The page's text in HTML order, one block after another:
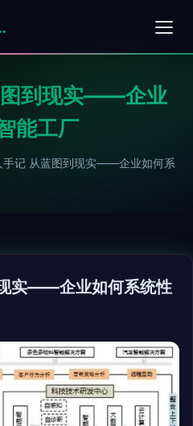
限公司
图到现实——企业
能工厂
手记 从蓝图到现实——企业如何系
实——企业如何系统性